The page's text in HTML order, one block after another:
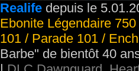
Realife depuis le
Ebonite Légendaire
101 / Parade 101 /
Barbe" de bientôt 40